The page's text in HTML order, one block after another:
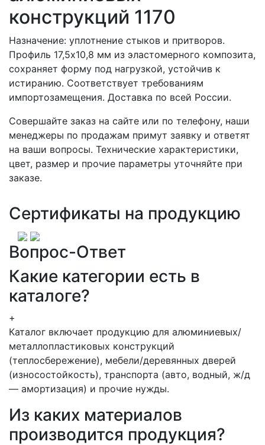
конструкций 1170
Назначение: уплотнение стыков и притворов.
Профиль 17,5х10,8 мм из эластомерного композита,
сохраняет форму под нагрузкой, устойчив к
истиранию. Соответствует требованиям
импортозамещения. Доставка по всей России.
Совершайте заказ на сайте или по телефону, наши
менеджеры по продажам примут заявку и ответят
на ваши вопросы. Технические характеристики,
цвет, размер и прочие параметры уточняйте при
заказе.
Сертификаты на продукцию
Вопрос-Ответ
Какие категории есть в
каталоге?
+
Каталог включает продукцию для алюминиевых/
металлопластиковых конструкций
(теплосбережение), мебели/деревянных дверей
(износостойкость), транспорта (авто, водный, ж/д
— амортизация) и прочие нужды.
Из каких материалов
производится продукция?